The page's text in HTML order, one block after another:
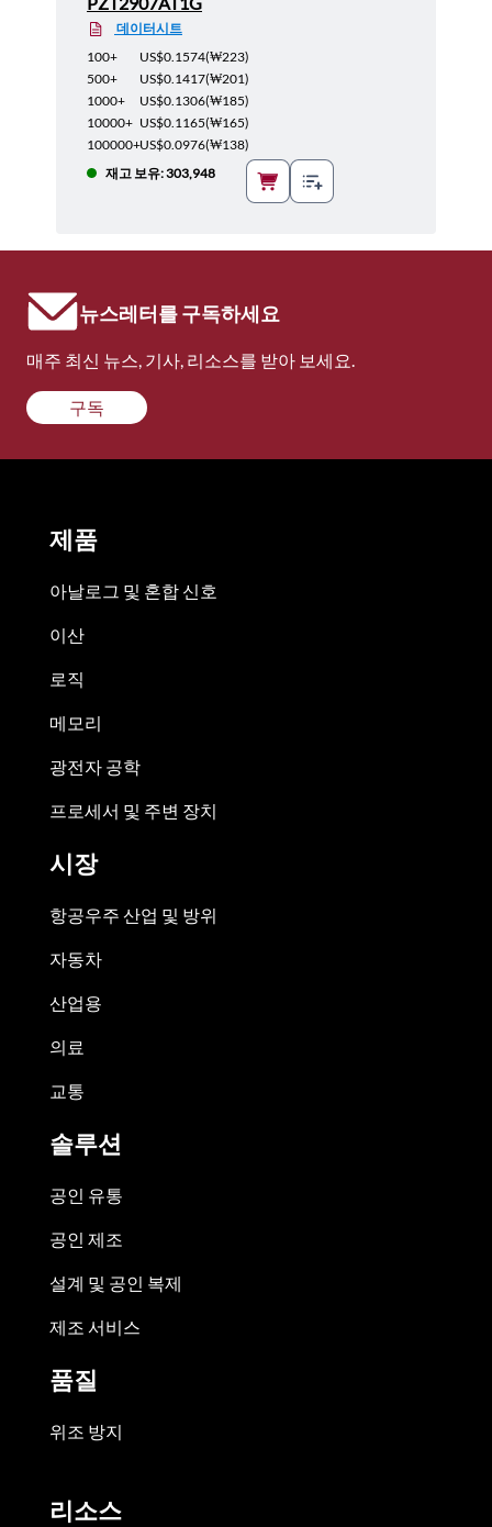
데이터시트
100+
US$0.1574(₩223)
500+
US$0.1417(₩201)
1000+
US$0.1306(₩185)
10000+ US$0.1165(₩165)
100000+US$0.0976(₩138)
재고 보유: 303,948
뉴스레터를 구독하세요
매주 최신 뉴스, 기사, 리소스를 받아 보세요.
구독
제품
아날로그 및 혼합 신호
이산
로직
메모리
광전자 공학
프로세서 및 주변 장치
시장
항공우주 산업 및 방위
자동차
산업용
의료
교통
솔루션
공인 유통
공인 제조
설계 및 공인 복제
제조 서비스
품질
위조 방지
리소스